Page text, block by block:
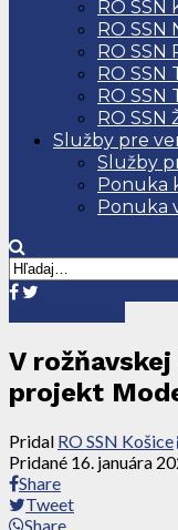
RO SSN
RO SSN
RO SSN
RO SSN
RO SSN
RO SSN
Služby pre
Služby
Ponuka
Ponuka
V
projekt
Pridal RO SSN Košice
Pridané 16. januára
Share
Tweet
Share